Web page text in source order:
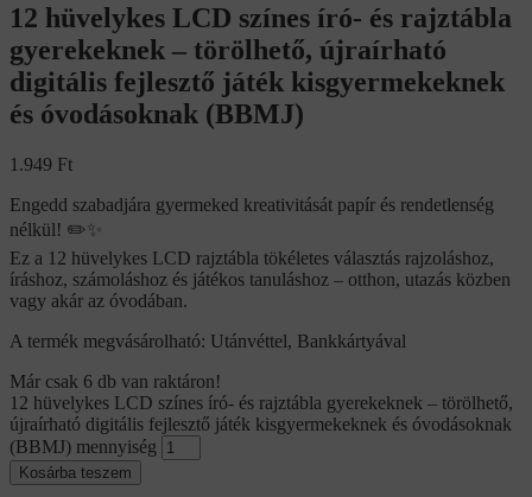
12 hüvelykes LCD színes író- és rajztábla
gyerekeknek – törölhető, újraírható
digitális fejlesztő játék kisgyermekeknek
és óvodásoknak (BBMJ)
1.949 Ft
Engedd szabadjára gyermeked kreativitását papír és rendetlenség
nélkül! ✏️✨
Ez a 12 hüvelykes LCD rajztábla tökéletes választás rajzoláshoz,
íráshoz, számoláshoz és játékos tanuláshoz – otthon, utazás közben
vagy akár az óvodában.
A termék megvásárolható: Utánvéttel, Bankkártyával
Már csak 6 db van raktáron!
12 hüvelykes LCD színes író- és rajztábla gyerekeknek – törölhető,
újraírható digitális fejlesztő játék kisgyermekeknek és óvodásoknak
(BBMJ) mennyiség
Kosárba teszem